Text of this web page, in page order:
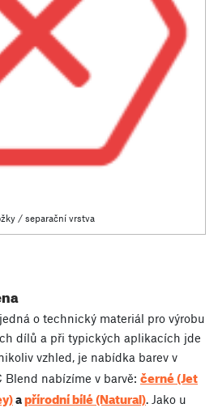
/ separační vrstva
o technický materiál pro výrobu
dílů a při typických aplikacích jde
vzhled, je nabídka barev v
Blend nabízíme v barvě: černé (Jet
apřírodní bílé (Natural). Jako u